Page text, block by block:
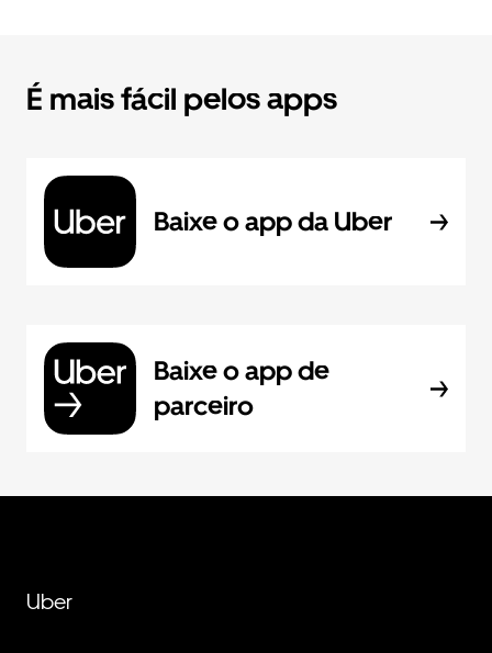
É mais fácil pelos apps
Baixe o app da Uber
Baixe o app de
parceiro
Uber